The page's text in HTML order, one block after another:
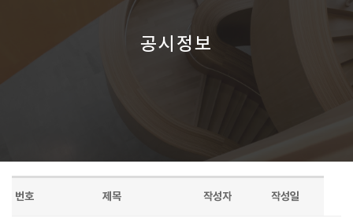
공시정보
번호 제목 작성자 작성일